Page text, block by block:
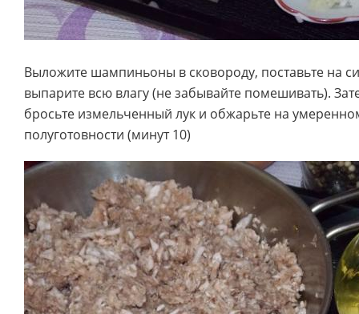
Выложите шампиньоны в сковороду, поставьте на
выпарите всю влагу (не забывайте помешивать).
бросьте измельченный лук и обжарьте на
полуготовности (минут 10)